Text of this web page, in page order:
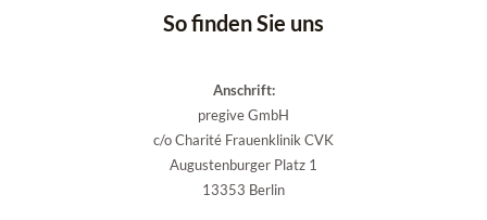
So finden Sie uns
Anschrift:
pregive GmbH
c/o Charité Frauenklinik CVK
Augustenburger Platz 1
13353 Berlin